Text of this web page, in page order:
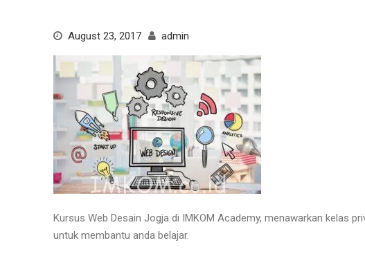
August 23, 2017 admin
Kursus Web Desain Jogja di IMKOM Academy, menawarkan kelas
untuk membantu anda belajar.